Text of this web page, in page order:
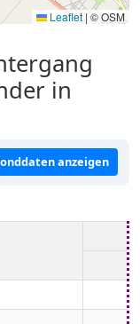
Leaflet | © OSM
in
anzeigen